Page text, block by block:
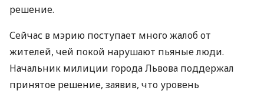
решение.
Сейчас в мэрию поступает много жалоб от
жителей, чей покой нарушают пьяные люди.
Начальник милиции города Львова поддержал
принятое решение, заявив, что уровень